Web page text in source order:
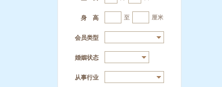
身 高 至 厘米
会员类型
婚姻状态
从事行业